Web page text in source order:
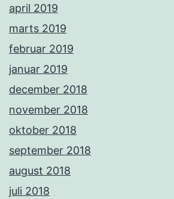
april 2019
marts 2019
februar 2019
januar 2019
december 2018
november 2018
oktober 2018
september 2018
august 2018
juli 2018